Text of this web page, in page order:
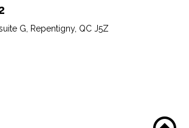
G,
Repentigny, QC J5Z